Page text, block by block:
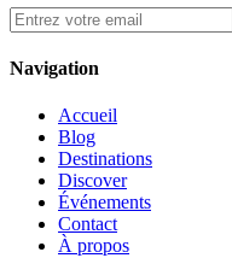
Navigation
Accueil
Blog
Destinations
Discover
Événements
Contact
À propos